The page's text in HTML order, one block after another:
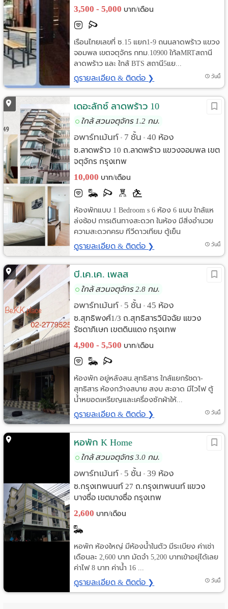
3,500 - 5,000 บาท/เดือน
เรือนไทยเลขที่ ซ.15 แยก1-9 ถนนลาดพร้าว แขวง
จอมพล เขตจตุจักร กทม.10900 ใก้ลMRTสถานี
ลาดพร้าว และ ใกล้ BTS สถานี5แย...
ดูรายละเอียด & ติดต่อ ❯ วันนี้
เดอะลักซ์ ลาดพร้าว 10
ใกล้ สวนจตุจักร 1.2 กม.
อพาร์ทเม้นท์ • 7 ชั้น • 40 ห้อง
ซ.ลาดพร้าว 10 ถ.ลาดพร้าว แขวงจอมพล เขต
จตุจักร กรุงเทพ
10,000 บาท/เดือน
ห้องพักแบบ 1 Bedroom s 6 ห้อง 6 แบบ ใกล้แห
ล่งช้อป การเดินทางสะดวก ในห้อง มีสิ่งอำนวย
ความสะดวกครบ ทีวีดาวเทียม ตู้เย็น
ดูรายละเอียด & ติดต่อ ❯ วันนี้
บี.เค.เค. เพลส
ใกล้ สวนจตุจักร 2.8 กม.
อพาร์ทเม้นท์ • 5 ชั้น • 45 ห้อง
ซ.สุทธิพงศ์1/3 ถ.สุทธิสารวินิจฉัย แขวง
รัชดาภิเษก เขตดินแดง กรุงเทพ
4,900 - 5,500 บาท/เดือน
ห้องพัก อยู่หลังสน.สุทธิสาร ใกล้แยกรัชดา-
สุทธิสาร ห้องกว้างสบาย สงบ สะอาด มีไวไฟ ตู้
น้ำหยอดเหรียญและเครื่องซักผ้าให้...
ดูรายละเอียด & ติดต่อ ❯ วันนี้
หอพัก K Home
ใกล้ สวนจตุจักร 3.0 กม.
อพาร์ทเม้นท์ • 5 ชั้น • 39 ห้อง
ซ.กรุงเทพนนท์ 27 ถ.กรุงเทพนนท์ แขวง
บางซื่อ เขตบางซื่อ กรุงเทพ
2,600 บาท/เดือน
หอพัก ห้องใหญ่ มีห้องน้ำในตัว มีระเบียง ค่าเช่า
เดือนละ 2,600 บาท มัดจำ 5,200 บาทเข้าอยุ่ได้เลย
ค่าไฟ 8 บาท ค่าน้ำ 16 ...
ดูรายละเอียด & ติดต่อ ❯ วันนี้